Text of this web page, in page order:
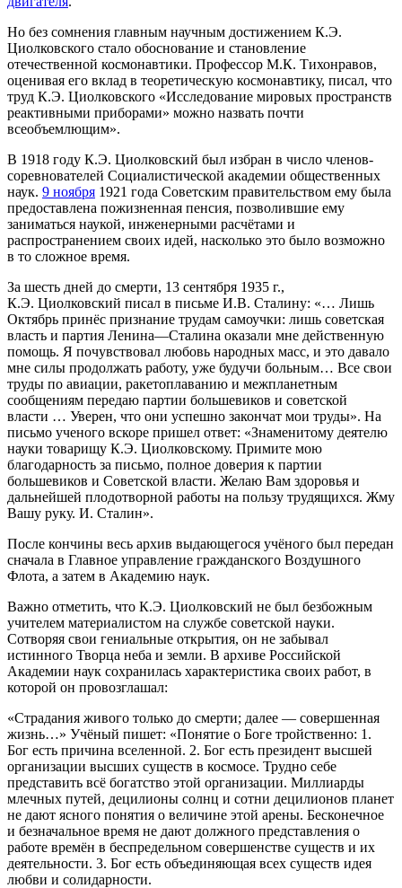
Но без сомнения главным научным достижением К.Э.
Циолковского стало обоснование и становление
отечественной космонавтики. Профессор М.К. Тихонравов,
оценивая его вклад в теоретическую космонавтику, писал, что
труд К.Э. Циолковского «Исследование мировых пространств
реактивными приборами» можно назвать почти
всеобъемлющим».
В 1918 году К.Э. Циолковский был избран в число членов-
соревнователей Социалистической академии общественных
наук. 9 ноября 1921 года Советским правительством ему была
предоставлена пожизненная пенсия, позволившие ему
заниматься наукой, инженерными расчётами и
распространением своих идей, насколько это было возможно
в то сложное время.
За шесть дней до смерти, 13 сентября 1935 г.,
К.Э. Циолковский писал в письме И.В. Сталину: «… Лишь
Октябрь принёс признание трудам самоучки: лишь советская
власть и партия Ленина—Сталина оказали мне действенную
помощь. Я почувствовал любовь народных масс, и это давало
мне силы продолжать работу, уже будучи больным… Все свои
труды по авиации, ракетоплаванию и межпланетным
сообщениям передаю партии большевиков и советской
власти … Уверен, что они успешно закончат мои труды». На
письмо ученого вскоре пришел ответ: «Знаменитому деятелю
науки товарищу К.Э. Циолковскому. Примите мою
благодарность за письмо, полное доверия к партии
большевиков и Советской власти. Желаю Вам здоровья и
дальнейшей плодотворной работы на пользу трудящихся. Жму
Вашу руку. И. Сталин».
После кончины весь архив выдающегося учёного был передан
сначала в Главное управление гражданского Воздушного
Флота, а затем в Академию наук.
Важно отметить, что К.Э. Циолковский не был безбожным
учителем материалистом на службе советской науки.
Сотворяя свои гениальные открытия, он не забывал
истинного Творца неба и земли. В архиве Российской
Академии наук сохранилась характеристика своих работ, в
которой он провозглашал:
«Страдания живого только до смерти; далее — совершенная
жизнь…» Учёный пишет: «Понятие о Боге тройственно: 1.
Бог есть причина вселенной. 2. Бог есть президент высшей
организации высших существ в космосе. Трудно себе
представить всё богатство этой организации. Миллиарды
млечных путей, децилионы солнц и сотни децилионов планет
не дают ясного понятия о величине этой арены. Бесконечное
и безначальное время не дают должного представления о
работе времён в беспредельном совершенстве существ и их
деятельности. 3. Бог есть объединяющая всех существ идея
любви и солидарности.